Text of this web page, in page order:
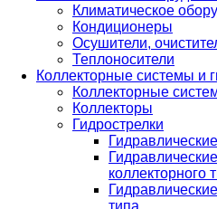
Климатическое
Кондиционеры
Осушители,
Теплоносители
Коллекторные системы и
Коллекторные
Коллекторы
Гидрострелки
коллекторного